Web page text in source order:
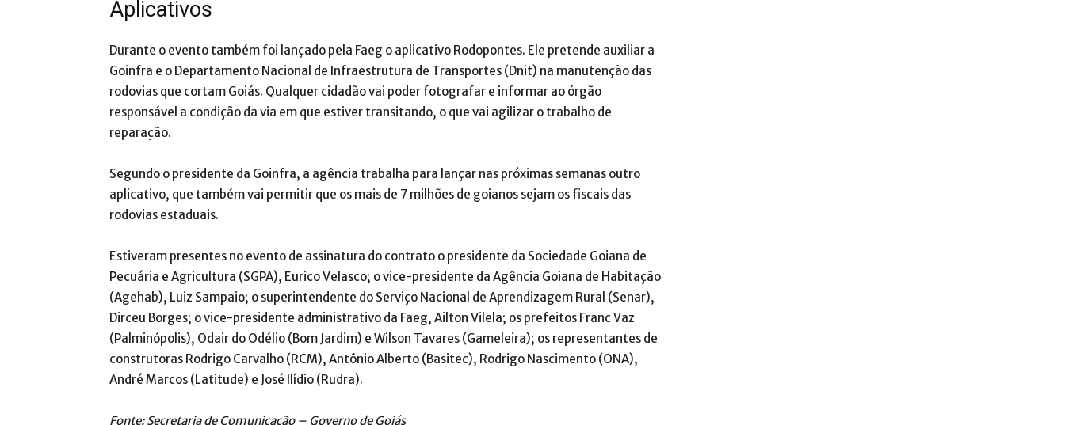
Aplicativos
Durante o evento também foi lançado pela Faeg o aplicativo Rodopontes. Ele pretende auxiliar a
Goinfra e o Departamento Nacional de Infraestrutura de Transportes (Dnit) na manutenção das
rodovias que cortam Goiás. Qualquer cidadão vai poder fotografar e informar ao órgão
responsável a condição da via em que estiver transitando, o que vai agilizar o trabalho de
reparação.
Segundo o presidente da Goinfra, a agência trabalha para lançar nas próximas semanas outro
aplicativo, que também vai permitir que os mais de 7 milhões de goianos sejam os fiscais das
rodovias estaduais.
Estiveram presentes no evento de assinatura do contrato o presidente da Sociedade Goiana de
Pecuária e Agricultura (SGPA), Eurico Velasco; o vice-presidente da Agência Goiana de Habitação
(Agehab), Luiz Sampaio; o superintendente do Serviço Nacional de Aprendizagem Rural (Senar),
Dirceu Borges; o vice-presidente administrativo da Faeg, Ailton Vilela; os prefeitos Franc Vaz
(Palminópolis), Odair do Odélio (Bom Jardim) e Wilson Tavares (Gameleira); os representantes de
construtoras Rodrigo Carvalho (RCM), Antônio Alberto (Basitec), Rodrigo Nascimento (ONA),
André Marcos (Latitude) e José Ilídio (Rudra).
Fonte: Secretaria de Comunicação – Governo de Goiás